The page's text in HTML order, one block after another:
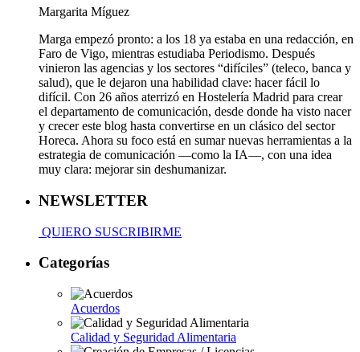
Margarita Míguez
Marga empezó pronto: a los 18 ya estaba en una redacción, en
Faro de Vigo, mientras estudiaba Periodismo. Después
vinieron las agencias y los sectores “difíciles” (teleco, banca y
salud), que le dejaron una habilidad clave: hacer fácil lo
difícil. Con 26 años aterrizó en Hostelería Madrid para crear
el departamento de comunicación, desde donde ha visto nacer
y crecer este blog hasta convertirse en un clásico del sector
Horeca. Ahora su foco está en sumar nuevas herramientas a la
estrategia de comunicación —como la IA—, con una idea
muy clara: mejorar sin deshumanizar.
NEWSLETTER
QUIERO SUSCRIBIRME
Categorías
Acuerdos
Calidad y Seguridad Alimentaria